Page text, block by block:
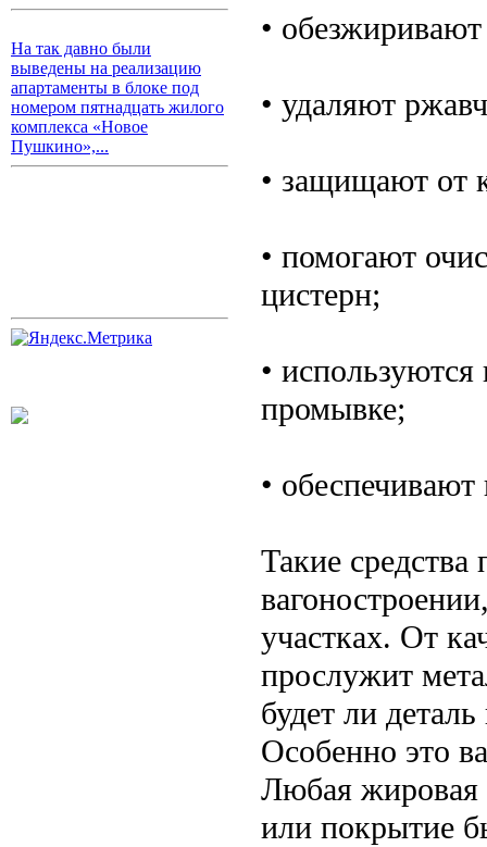
На так давно были
выведены на реализацию
апартаменты в блоке под
номером пятнадцать жилого
комплекса «Новое
Пушкино»,...
•
• удаляют
• защищают от
• помогают
цистерн;
•
промывке;
•
Такие
участках. От
прослужит
будет ли
Особенно это
Любая жировая
или покрытие